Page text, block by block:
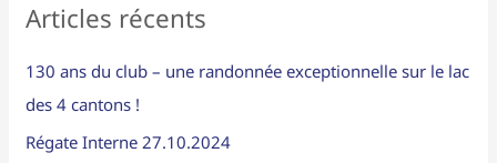
e
c
h
e
Articles récents
130 ans du club – une randonnée exceptionnelle sur le lac
des 4 cantons !
Régate Interne 27.10.2024